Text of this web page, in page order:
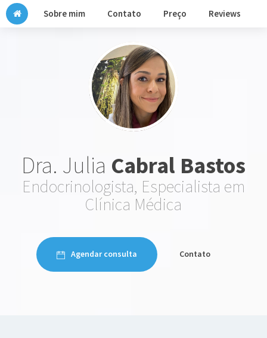
Sobre mim Contato Preço Reviews
Dra. Julia Cabral Bastos
Endocrinologista, Especialista em
Clínica Médica
Agendar consulta Contato